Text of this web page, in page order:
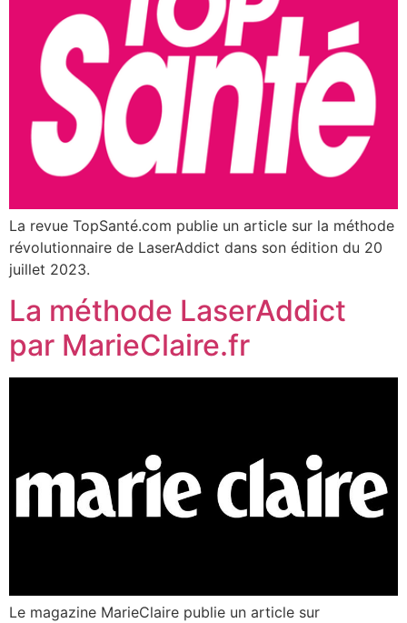
La revue TopSanté.com publie un article sur la méthode
révolutionnaire de LaserAddict dans son édition du 20
juillet 2023.
La méthode LaserAddict
par MarieClaire.fr
Le magazine MarieClaire publie un article sur